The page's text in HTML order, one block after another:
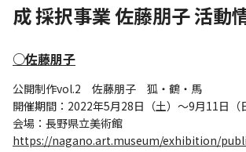
成 採択事業 佐藤朋子 活動
○佐藤朋子
公開制作vol.2 佐藤朋子 狐・鶴・馬
開催期間：2022年5月28日（土）～9月11日（
会場：長野県立美術館
https://nagano.art.museum/exhibition/